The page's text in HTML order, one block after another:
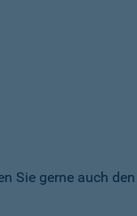
Sie gerne auch den